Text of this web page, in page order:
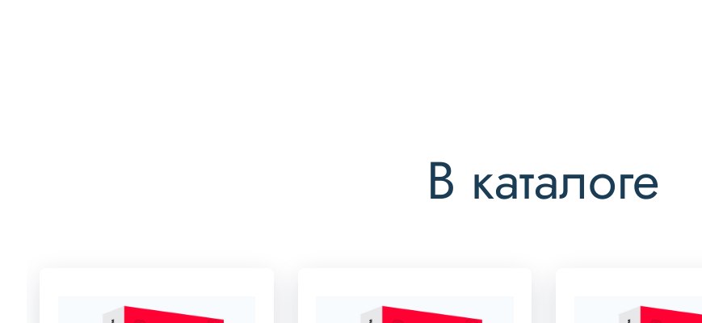
В каталоге